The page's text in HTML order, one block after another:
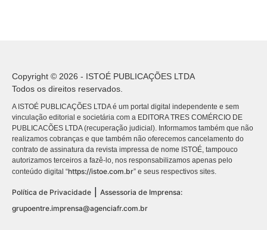
Copyright © 2026 - ISTOÉ PUBLICAÇÕES LTDA
Todos os direitos reservados.
A ISTOÉ PUBLICAÇÕES LTDA é um portal digital independente e sem
vinculação editorial e societária com a EDITORA TRES COMÉRCIO DE
PUBLICACÕES LTDA (recuperação judicial). Informamos também que não
realizamos cobranças e que também não oferecemos cancelamento do
contrato de assinatura da revista impressa de nome ISTOÉ, tampouco
autorizamos terceiros a fazê-lo, nos responsabilizamos apenas pelo
conteúdo digital “https://istoe.com.br” e seus respectivos sites.
Política de Privacidade
Assessoria de Imprensa:
grupoentre.imprensa@agenciafr.com.br